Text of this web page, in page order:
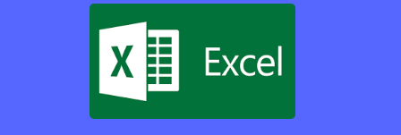
و از تاريخ فوق بعنوان دوره ضمن خدمت محسوب نمي
گردد و مسئوليت ارائه گواهينامه صادره از سوي اين
موسسه به کارگزيني صرفا برعهده فراگيران محترم مي
باشد و موسسه دراين خصوص هيچگونه مسئوليتي ندارد.